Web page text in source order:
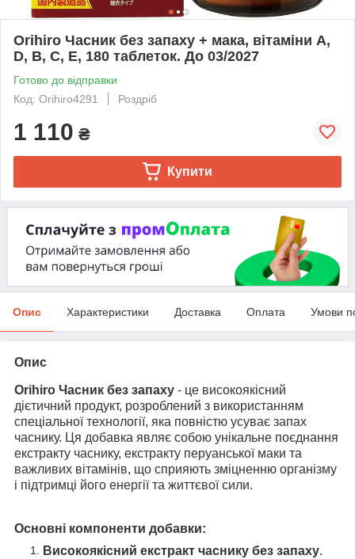
Orihiro Часник без запаху + мака, вітаміни A,
D, B, C, E, 180 таблеток. До 03/2027
Готово до відправки
Код: Orihiro4291
Роздріб
1 110 ₴
Купити
Опис Характеристики Доставка Оплата Умови
Опис
Orihiro Часник без запаху - це високоякісний
дієтичний продукт, розроблений з використанням
спеціальної технології, яка повністю усуває запах
часнику. Ця добавка являє собою унікальне поєднання
екстракту часнику, екстракту перуанської маки та
важливих вітамінів, що сприяють зміцненню організму
і підтримці його енергії та життєвої сили.
Основні компоненти добавки:
Високоякісний екстракт часнику без запаху.